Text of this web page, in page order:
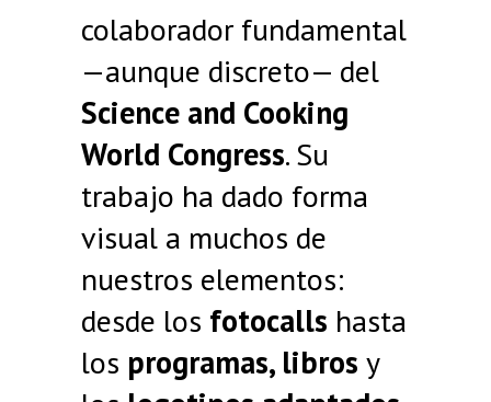
colaborador fundamental
—aunque discreto— del
Science and Cooking
World Congress. Su
trabajo ha dado forma
visual a muchos de
nuestros elementos:
desde los fotocalls hasta
los programas, libros y